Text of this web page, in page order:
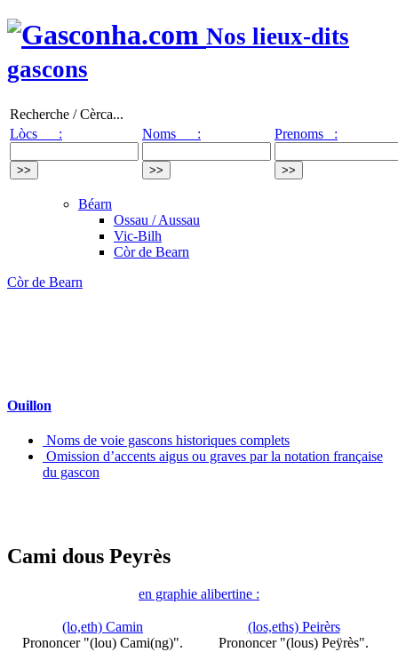
Nos lieux-dits
gascons
Recherche / Cèrca...
Lòcs :
Noms : Prenoms :
Béarn
Ossau / Aussau
Vic-Bilh
Còr de Bearn
Còr de Bearn
Ouillon
Noms de voie gascons historiques complets
Omission d’accents aigus ou graves par la notation française
du gascon
Cami dous Peyrès
en graphie alibertine :
(lo,eth) Camin
Prononcer "(lou) Cami(ng)".
(los,eths) Peirèrs
Prononcer "(lous) Peÿrès".